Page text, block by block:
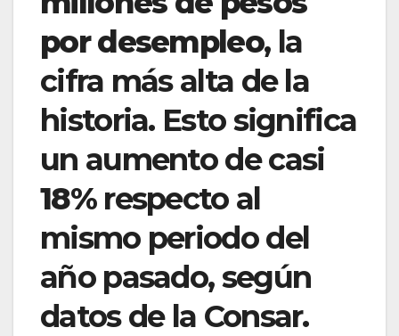
por desempleo, la
cifra más alta de la
historia. Esto significa
un aumento de casi
18%respecto al
mismo periodo del
año pasado, según
datos de la Consar.